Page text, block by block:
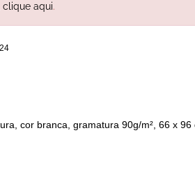
clique aqui.
cor branca, gramatura 90g/m², 66 x